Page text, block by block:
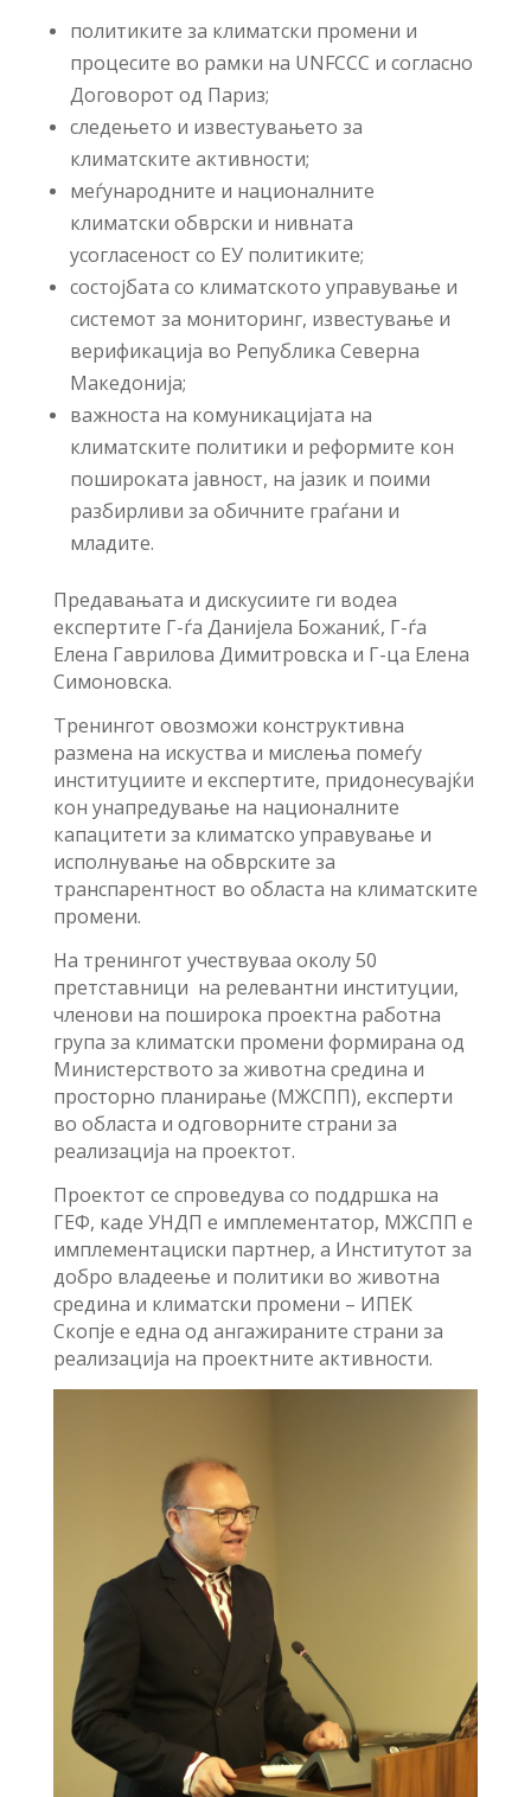
политиките за климатски промени и
процесите во рамки на UNFCCC и согласно
Договорот од Париз;
следењето и известувањето за
климатските активности;
меѓународните и националните
климатски обврски и нивната
усогласеност со ЕУ политиките;
состојбата со климатското управување и
системот за мониторинг, известување и
верификација во Република Северна
Македонија;
важноста на комуникацијата на
климатските политики и реформите кон
пошироката јавност, на јазик и поими
разбирливи за обичните граѓани и
младите.
Предавањата и дискусиите ги водеа
експертите Г-ѓа Данијела Божаниќ, Г-ѓа
Елена Гаврилова Димитровска и Г-ца Елена
Симоновска.
Тренингот овозможи конструктивна
размена на искуства и мислења помеѓу
институциите и експертите, придонесувајќи
кон унапредување на националните
капацитети за климатско управување и
исполнување на обврските за
транспарентност во областа на климатските
промени.
На тренингот учествуваа околу 50
претставници на релевантни институции,
членови на поширока проектна работна
група за климатски промени формирана од
Министерството за животна средина и
просторно планирање (МЖСПП), експерти
во областа и одговорните страни за
реализација на проектот.
Проектот се спроведува со поддршка на
ГЕФ, каде УНДП е имплементатор, МЖСПП е
имплементациски партнер, а Институтот за
добро владеење и политики во животна
средина и климатски промени – ИПЕК
Скопје е една од ангажираните страни за
реализација на проектните активности.